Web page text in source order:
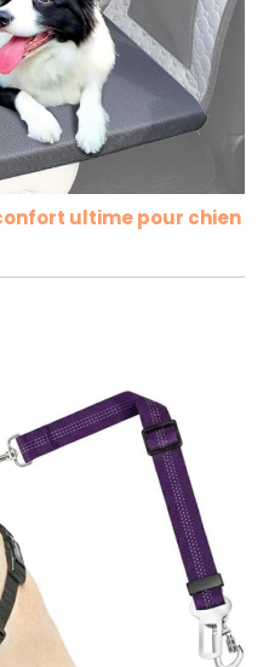
ultime pour chien